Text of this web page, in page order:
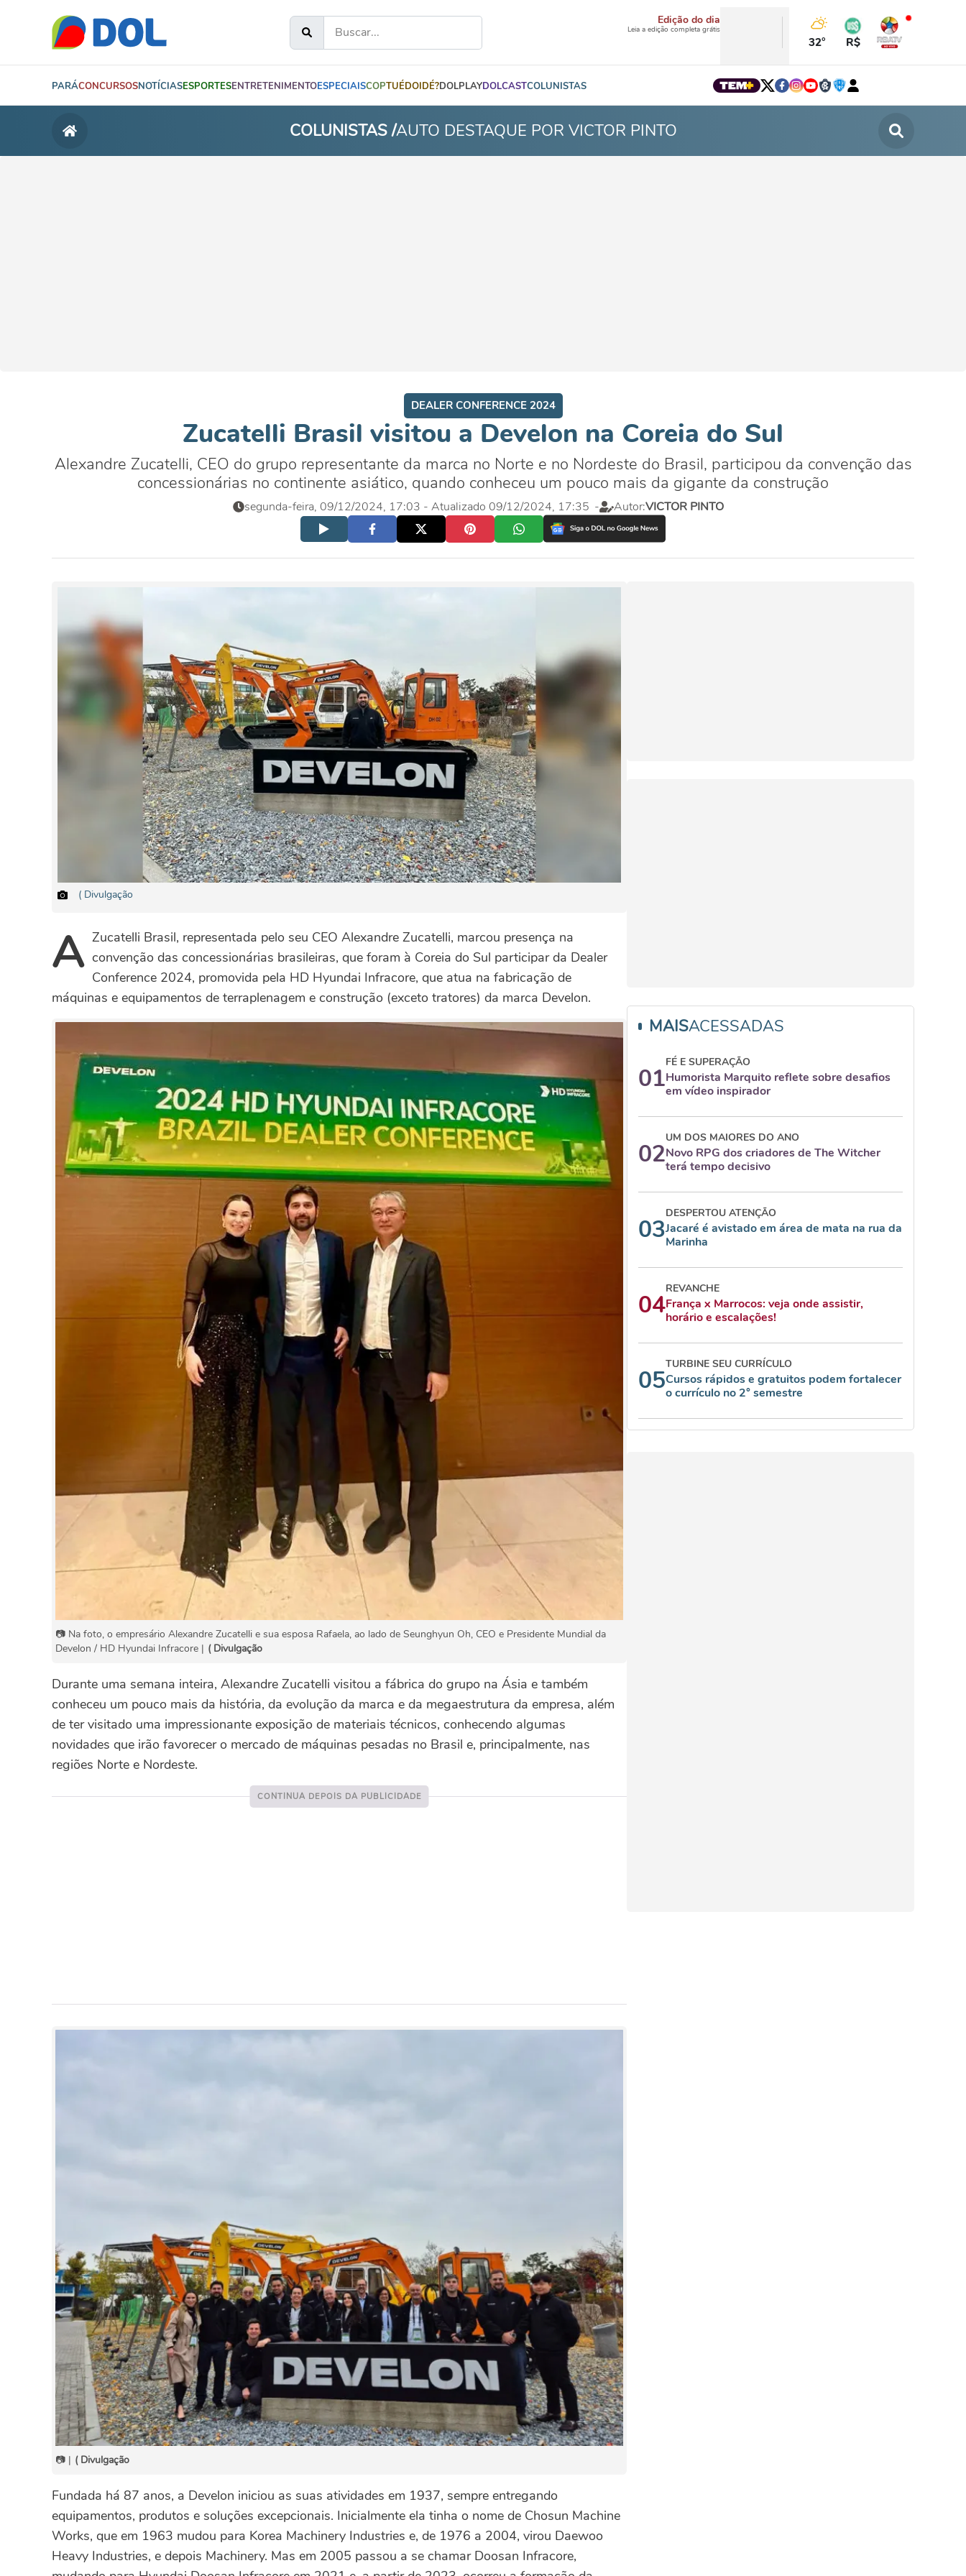
Edição do dia
Leia a edição completa grátis
32° R$
PARÁCONCURSOSNOTÍCIASESPORTESENTRETENIMENTOESPECIAISCOPTUÉDOIDÉ?DOLPLAYDOLCASTCOLUNISTAS
COLUNISTAS /AUTO DESTAQUE POR VICTOR PINTO
DEALER CONFERENCE 2024
Zucatelli Brasil visitou a Develon na Coreia do Sul
Alexandre Zucatelli, CEO do grupo representante da marca no Norte e no Nordeste do Brasil, participou da convenção das
concessionárias no continente asiático, quando conheceu um pouco mais da gigante da construção
segunda-feira, 09/12/2024, 17:03 - Atualizado 09/12/2024, 17:35 - Autor:VICTOR PINTO
( Divulgação
AZucatelli Brasil, representada pelo seu CEO Alexandre Zucatelli, marcou presença na
convenção das concessionárias brasileiras, que foram à Coreia do Sul participar da Dealer
Conference 2024, promovida pela HD Hyundai Infracore, que atua na fabricação de
máquinas e equipamentos de terraplenagem e construção (exceto tratores) da marca Develon.
📷 Na foto, o empresário Alexandre Zucatelli e sua esposa Rafaela, ao lado de Seunghyun Oh, CEO e Presidente Mundial da
Develon / HD Hyundai Infracore | ( Divulgação
Durante uma semana inteira, Alexandre Zucatelli visitou a fábrica do grupo na Ásia e também
conheceu um pouco mais da história, da evolução da marca e da megaestrutura da empresa, além
de ter visitado uma impressionante exposição de materiais técnicos, conhecendo algumas
novidades que irão favorecer o mercado de máquinas pesadas no Brasil e, principalmente, nas
regiões Norte e Nordeste.
📷 | ( Divulgação
Fundada há 87 anos, a Develon iniciou as suas atividades em 1937, sempre entregando
equipamentos, produtos e soluções excepcionais. Inicialmente ela tinha o nome de Chosun Machine
Works, que em 1963 mudou para Korea Machinery Industries e, de 1976 a 2004, virou Daewoo
Heavy Industries, e depois Machinery. Mas em 2005 passou a se chamar Doosan Infracore,
MAISACESSADAS
01
FÉ E SUPERAÇÃO
Humorista Marquito reflete sobre desafios
em vídeo inspirador
02
UM DOS MAIORES DO ANO
Novo RPG dos criadores de The Witcher
terá tempo decisivo
03
DESPERTOU ATENÇÃO
Jacaré é avistado em área de mata na rua da
Marinha
04
REVANCHE
França x Marrocos: veja onde assistir,
horário e escalações!
05
TURBINE SEU CURRÍCULO
Cursos rápidos e gratuitos podem fortalecer
o currículo no 2° semestre